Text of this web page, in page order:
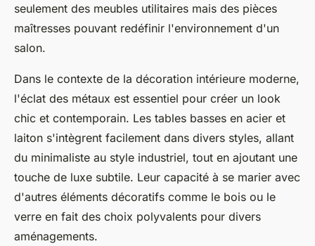
seulement des meubles utilitaires mais des pièces
maîtresses pouvant redéfinir l'environnement d'un
salon.
Dans le contexte de la décoration intérieure moderne,
l'éclat des métaux est essentiel pour créer un look
chic et contemporain. Les tables basses en acier et
laiton s'intègrent facilement dans divers styles, allant
du minimaliste au style industriel, tout en ajoutant une
touche de luxe subtile. Leur capacité à se marier avec
d'autres éléments décoratifs comme le bois ou le
verre en fait des choix polyvalents pour divers
aménagements.